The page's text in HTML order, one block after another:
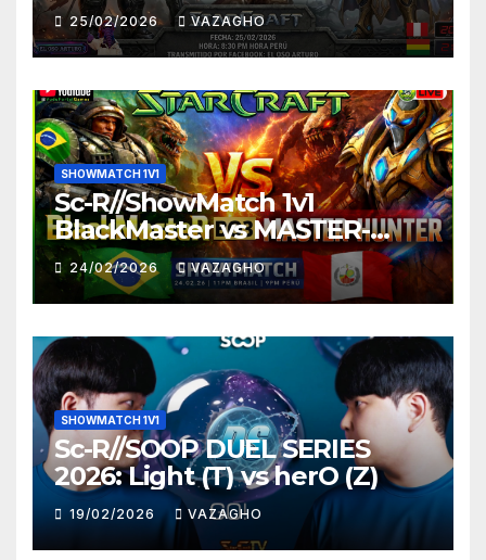
25/02/2026 VAZAGHO
SHOWMATCH 1V1
Sc-R//ShowMatch 1v1
BlackMaster vs MASTER-
HUNTER
24/02/2026 VAZAGHO
SHOWMATCH 1V1
Sc-R//SOOP DUEL SERIES
2026: Light (T) vs herO (Z)
19/02/2026 VAZAGHO